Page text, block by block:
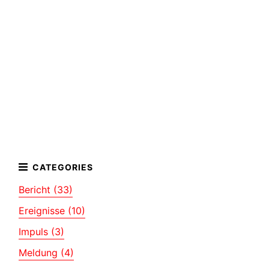
Bericht (33)
Ereignisse (10)
Impuls (3)
Meldung (4)